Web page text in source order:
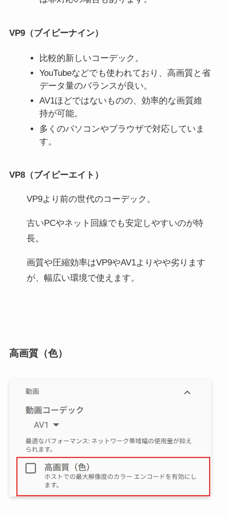
VP9（ブイピーナイン）
比較的新しいコーデック。
YouTubeなどでも使われており、高画質と省
データ量のバランスが良い。
AV1ほどではないものの、効率的な画質維
持が可能。
多くのパソコンやブラウザで対応していま
す。
VP8（ブイピーエイト）
VP9より前の世代のコーデック。
古いPCやネット回線でも安定しやすいのが特
長。
画質や圧縮効率はVP9やAV1よりやや劣ります
が、幅広い環境で使えます。
高画質（色）